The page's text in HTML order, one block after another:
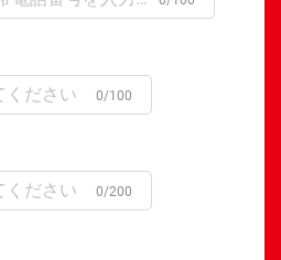
0/100
0/200